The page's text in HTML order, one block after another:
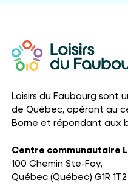
Loisirs du Faubourg sont
de Québec, opérant au
Borne et répondant aux
Centre communautaire
100 Chemin Ste-Foy,
Québec (Québec) G1R 1T2